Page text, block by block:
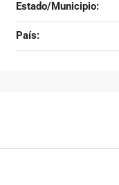
Estado/Municipio:
País: